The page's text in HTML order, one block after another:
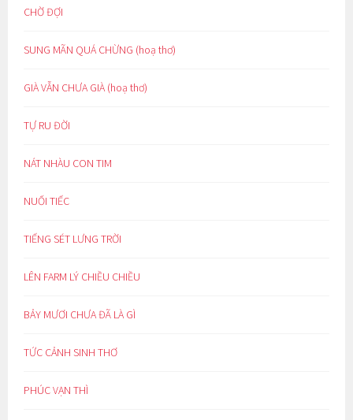
CHỜ ĐỢI
SUNG MÃN QUÁ CHỪNG (hoạ thơ)
GIÀ VẪN CHƯA GIÀ (hoạ thơ)
TỰ RU ĐỜI
NÁT NHÀU CON TIM
NUỐI TIẾC
TIẾNG SÉT LƯNG TRỜI
LÊN FARM LÝ CHIỀU CHIỀU
BẢY MƯƠI CHƯA ĐÃ LÀ GÌ
TỨC CẢNH SINH THƠ
PHÚC VẠN THÌ